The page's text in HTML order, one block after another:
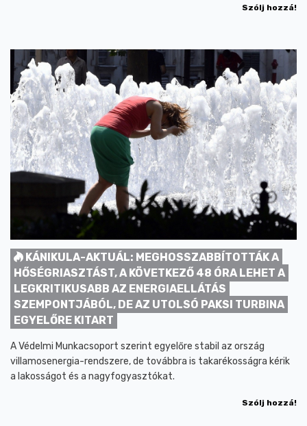
Szólj hozzá!
KÁNIKULA-AKTUÁL: MEGHOSSZABBÍTOTTÁK A
HŐSÉGRIASZTÁST, A KÖVETKEZŐ 48 ÓRA LEHET A
LEGKRITIKUSABB AZ ENERGIAELLÁTÁS
SZEMPONTJÁBÓL, DE AZ UTOLSÓ PAKSI TURBINA
EGYELŐRE KITART
A Védelmi Munkacsoport szerint egyelőre stabil az ország
villamosenergia-rendszere, de továbbra is takarékosságra kérik
a lakosságot és a nagyfogyasztókat.
Szólj hozzá!